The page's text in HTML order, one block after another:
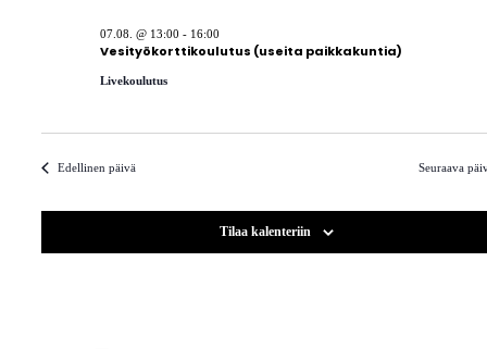
Vesityökorttikoulutus (useita paikkakuntia)
07.08. @ 13:00 - 16:00
Livekoulutus
Edellinen päivä Seuraava
Tilaa kalenteriin